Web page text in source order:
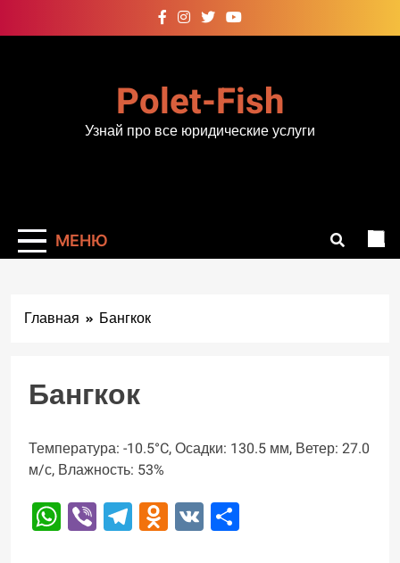
к
Polet-Fish
Узнай про все юридические услуги
МЕНЮ
Главная Бангкок
Бангкок
Температура: -10.5°C, Осадки: 130.5 мм, Ветер: 27.0
м/с, Влажность: 53%
WhatsApp
ViberTelegram
Odnoklassniki
VK